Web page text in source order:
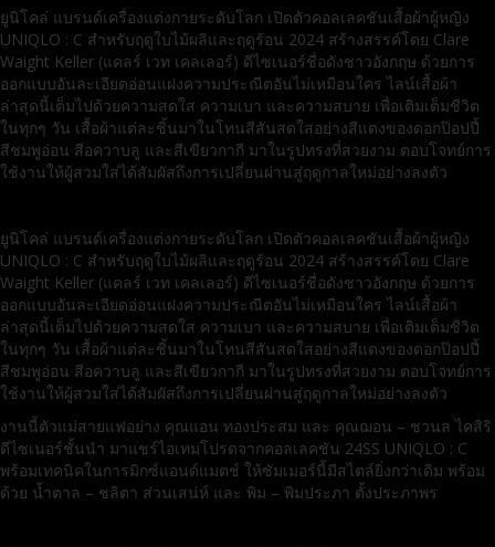
ยูนิโคล่ แบรนด์เครื่องแต่งกายระดับโลก เปิดตัวคอลเลคชันเสื้อผ้าผู้หญิง
UNIQLO : C สำหรับฤดูใบไม้ผลิและฤดูร้อน 2024 สร้างสรรค์โดย Clare
Waight Keller (แคลร์ เวท เคลเลอร์) ดีไซเนอร์ชื่อดังชาวอังกฤษ ด้วยการ
ออกแบบอันละเอียดอ่อนแฝงความประณีตอันไม่เหมือนใคร ไลน์เสื้อผ้า
ล่าสุดนี้เต็มไปด้วยความสดใส ความเบา และความสบาย เพื่อเติมเต็มชีวิต
ในทุกๆ วัน เสื้อผ้าแต่ละชิ้นมาในโทนสีสันสดใสอย่างสีแดงของดอกป๊อปปี้
สีชมพูอ่อน สีอควาบลู และสีเขียวกากี มาในรูปทรงที่สวยงาม ตอบโจทย์การ
ใช้งานให้ผู้สวมใส่ได้สัมผัสถึงการเปลี่ยนผ่านสู่ฤดูกาลใหม่อย่างลงตัว
ยูนิโคล่ แบรนด์เครื่องแต่งกายระดับโลก เปิดตัวคอลเลคชันเสื้อผ้าผู้หญิง
UNIQLO : C สำหรับฤดูใบไม้ผลิและฤดูร้อน 2024 สร้างสรรค์โดย Clare
Waight Keller (แคลร์ เวท เคลเลอร์) ดีไซเนอร์ชื่อดังชาวอังกฤษ ด้วยการ
ออกแบบอันละเอียดอ่อนแฝงความประณีตอันไม่เหมือนใคร ไลน์เสื้อผ้า
ล่าสุดนี้เต็มไปด้วยความสดใส ความเบา และความสบาย เพื่อเติมเต็มชีวิต
ในทุกๆ วัน เสื้อผ้าแต่ละชิ้นมาในโทนสีสันสดใสอย่างสีแดงของดอกป๊อปปี้
สีชมพูอ่อน สีอควาบลู และสีเขียวกากี มาในรูปทรงที่สวยงาม ตอบโจทย์การ
ใช้งานให้ผู้สวมใส่ได้สัมผัสถึงการเปลี่ยนผ่านสู่ฤดูกาลใหม่อย่างลงตัว
งานนี้ตัวแม่สายแฟอย่าง คุณแอน ทองประสม และ คุณฌอน – ชวนล ไคสิริ
ดีไซเนอร์ชั้นนำ มาแชร์ไอเทมโปรดจากคอลเลคชัน 24SS UNIQLO : C
พร้อมเทคนิคในการมิกซ์แอนด์แมตช์ ให้ซัมเมอร์นี้มีสไตล์ยิ่งกว่าเดิม พร้อม
ด้วย น้ำตาล – ชลิตา ส่วนเสน่ห์ และ พิม – พิมประภา ตั้งประภาพร